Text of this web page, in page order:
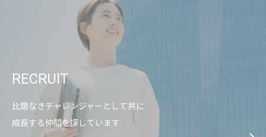
RECRUIT
比類なきチャレンジャーとして共に
成長する仲間を探しています